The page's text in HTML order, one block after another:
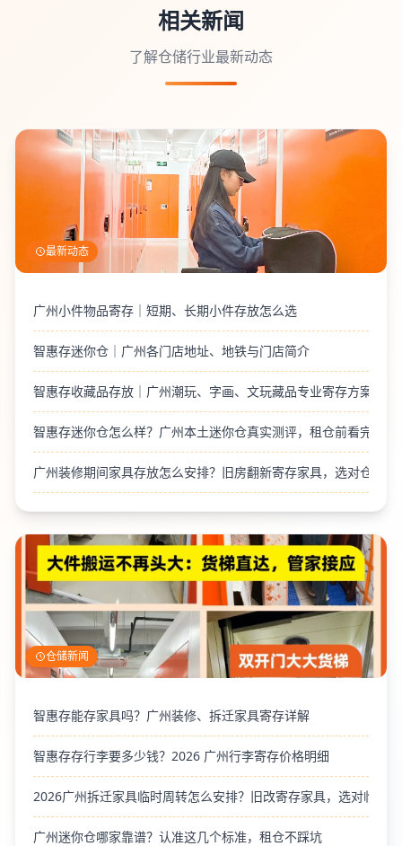
相关新闻
了解仓储行业最新动态
最新动态
广州小件物品寄存｜短期、长期小件存放怎么选
智惠存迷你仓｜广州各门店地址、地铁与门店简介
智惠存收藏品存放｜广州潮玩、字画、文玩藏品专业寄存方案
智惠存迷你仓怎么样？广州本土迷你仓真实测评，租仓前看完
广州装修期间家具存放怎么安排？旧房翻新寄存家具，选对仓库
仓储新闻
智惠存能存家具吗？广州装修、拆迁家具寄存详解
智惠存存行李要多少钱？2026 广州行李寄存价格明细
2026广州拆迁家具临时周转怎么安排？旧改寄存家具，选对临时
广州迷你仓哪家靠谱？认准这几个标准，租仓不踩坑